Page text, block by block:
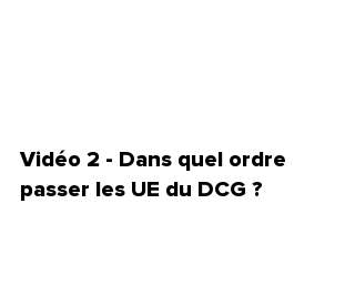
Vidéo 2 - Dans quel ordre
passer les UE du DCG ?